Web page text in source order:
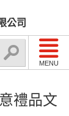
公司
MENU
禮品文